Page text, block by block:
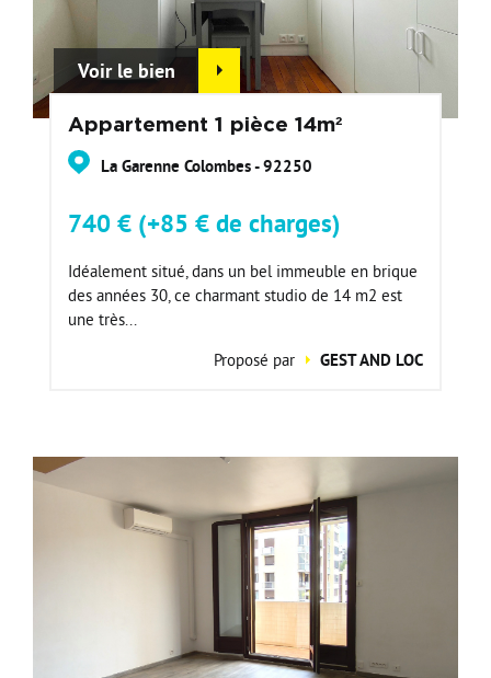
Voir le bien
Appartement 1 pièce 14m²
La Garenne Colombes - 92250
740 € (+85 € de charges)
Idéalement situé, dans un bel immeuble en brique
des années 30, ce charmant studio de 14 m2 est
une très...
Proposé par
GEST AND LOC